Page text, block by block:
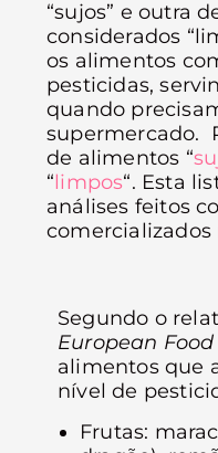
“sujos” e outra
considerados
os alimentos
pesticidas,
quando
supermercado.
de alimentos “
“limpos“. Esta
análises feitos
comercializados
Segundo o
European
alimentos que
nível de
Frutas: